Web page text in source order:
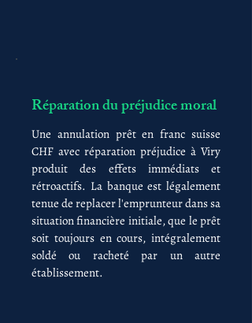
Réparation du préjudice moral
Une annulation prêt en franc suisse
CHF avec réparation préjudice à Viry
produit des effets immédiats et
rétroactifs. La banque est légalement
tenue de replacer l'emprunteur dans sa
situation financière initiale, que le prêt
soit toujours en cours, intégralement
soldé ou racheté par un autre
établissement.